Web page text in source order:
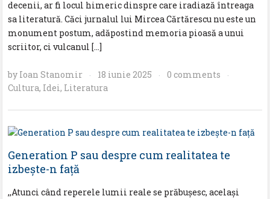
decenii, ar fi locul himeric dinspre care iradiază întreaga
sa literatură. Căci jurnalul lui Mircea Cărtărescu nu este un
monument postum, adăpostind memoria pioasă a unui
scriitor, ci vulcanul […]
by Ioan Stanomir · 18 iunie 2025 · 0 comments ·
Cultura, Idei, Literatura
Generation P sau despre cum realitatea te
izbește-n față
,,Atunci când reperele lumii reale se prăbușesc, același